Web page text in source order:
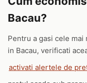
Bacau?
Pentru a gasi cele
in Bacau, verificati
activati alertele de